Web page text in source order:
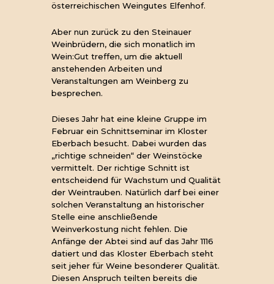
österreichischen Weingutes Elfenhof.
Aber nun zurück zu den Steinauer
Weinbrüdern, die sich monatlich im
Wein:Gut treffen, um die aktuell
anstehenden Arbeiten und
Veranstaltungen am Weinberg zu
besprechen.
Dieses Jahr hat eine kleine Gruppe im
Februar ein Schnittseminar im Kloster
Eberbach besucht. Dabei wurden das
„richtige schneiden“ der Weinstöcke
vermittelt. Der richtige Schnitt ist
entscheidend für Wachstum und Qualität
der Weintrauben. Natürlich darf bei einer
solchen Veranstaltung an historischer
Stelle eine anschließende
Weinverkostung nicht fehlen. Die
Anfänge der Abtei sind auf das Jahr 1116
datiert und das Kloster Eberbach steht
seit jeher für Weine besonderer Qualität.
Diesen Anspruch teilten bereits die